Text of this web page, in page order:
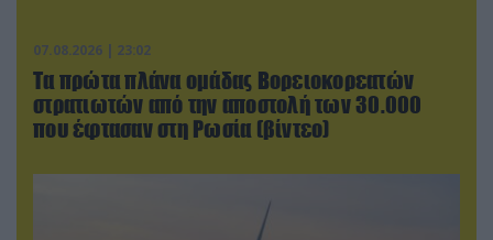
07.08.2026 | 23:02
Τα πρώτα πλάνα ομάδας Βορειοκορεατών
στρατιωτών από την αποστολή των 30.000
που έφτασαν στη Ρωσία (βίντεο)